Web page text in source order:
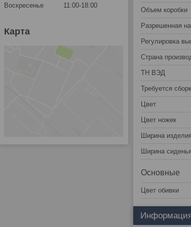
Объем коробки
Разрешенная
Регулировка
Страна
ТН ВЭД
Требуется
Цвет
Цвет ножек
Ширина
Ширина сиденья
Основные
Цвет обивки
Воскресенье 11:00-18:00
Карта